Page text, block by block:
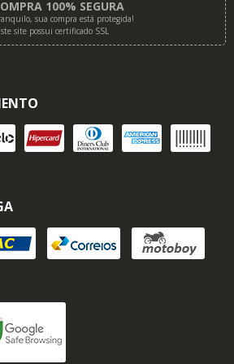
100% SEGURA
sua compra está protegida!
site possui certificado SSL